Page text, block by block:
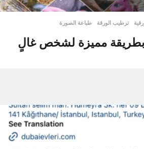
,
ترطيب الورقة ,
طباعة الصورة
مميزة لشخص غالٍ